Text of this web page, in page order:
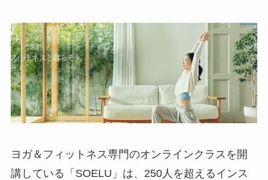
ヨガ＆フィットネス専門のオンラインクラスを開
講している「SOELU」は、250人を超えるインス